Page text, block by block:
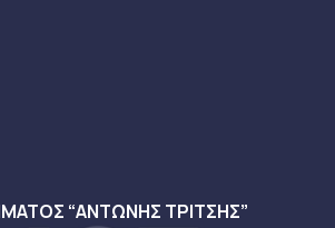
“ΑΝΤΩΝΗΣ ΤΡΙΤΣΗΣ”